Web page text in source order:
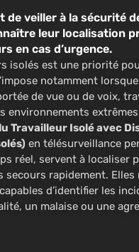
veiller à la sécurité
leur localisation
en cas d’urgence.
isolés est une priorité
notamment
de vue ou de voix,
environnements
Travailleur Isolé avec
en télésurveillance
réel, servent à localiser
rapidement. Elles
d’identifier les
un malaise ou une